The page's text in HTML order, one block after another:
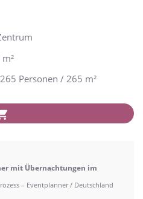
Personen / 265 m²
mit Übernachtungen im
– Eventplanner / Deutschland